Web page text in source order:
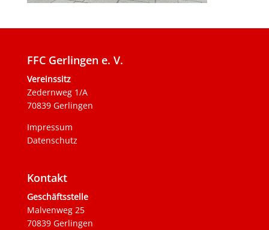
FFC Gerlingen e. V.
Vereinssitz
Zedernweg 1/A
70839 Gerlingen
Impressum
Datenschutz
Kontakt
Geschäftsstelle
Malvenweg 25
70839 Gerlingen